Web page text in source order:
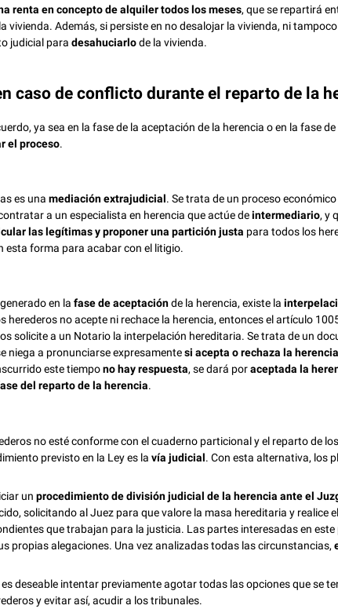
renta en concepto de alquiler todos los meses, que se repartirá
vivienda. Además, si persiste en no desalojar la vivienda, ni
judicial paradesahuciarlode la vivienda.
caso de conflicto durante el reparto de la
ya sea en la fase de la aceptación de la herencia o en la fase
el proceso.
es unamediación extrajudicial. Se trata de un proceso
a un especialista en herencia que actúe deintermediario, y
las legítimas y proponer una partición justa para todos los
esta forma para acabar con el litigio.
en lafase de aceptaciónde la herencia, existe la
herederos no acepte ni rechace la herencia, entonces el artículo
solicite a un Notario la interpelación hereditaria. Se trata de un
niega a pronunciarse expresamentesi acepta o rechaza la
este tiempono hay respuesta, se dará poraceptada la
del reparto de la herencia.
no esté conforme con el cuaderno particional y el reparto de
previsto en la Ley es la vía judicial. Con esta alternativa, los
unprocedimiento de división judicial de la herencia ante el
solicitando al Juez para que valore la masa hereditaria y realice
que trabajan para la justicia. Las partes interesadas en
propias alegaciones. Una vez analizadas todas las circunstancias,
deseable intentar previamente agotar todas las opciones que se
y evitar así, acudir a los tribunales.